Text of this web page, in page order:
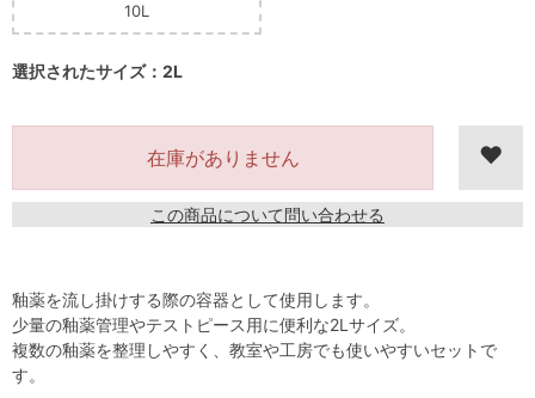
10L
選択されたサイズ：2L
在庫がありません
この商品について問い合わせる
釉薬を流し掛けする際の容器として使用します。
少量の釉薬管理やテストピース用に便利な2Lサイズ。
複数の釉薬を整理しやすく、教室や工房でも使いやすいセットで
す。